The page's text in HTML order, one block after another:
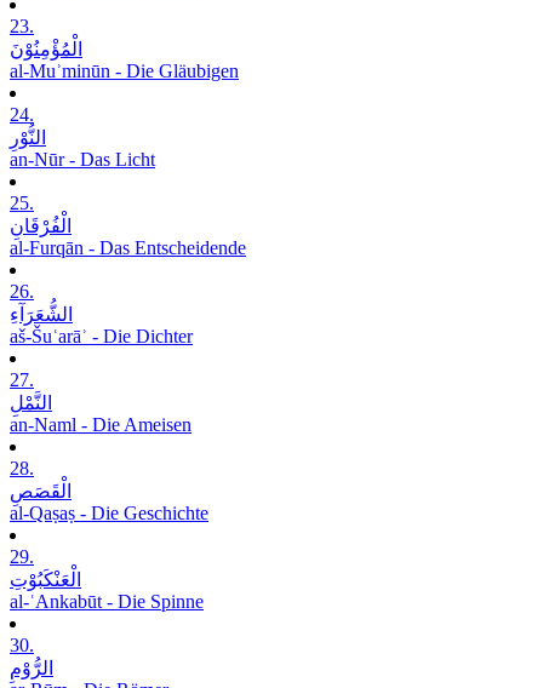
23.
الْمُؤْمِنُوْنَ
al-Muʾminūn - Die Gläubigen
24.
النُّوْرِ
an-Nūr - Das Licht
25.
الْفُرْقَانِ
al-Furqān - Das Entscheidende
26.
الشُّعَرَآءِ
aš-Šuʿarāʾ - Die Dichter
27.
النَّمْلِ
an-Naml - Die Ameisen
28.
الْقَصَصِ
al-Qaṣaṣ - Die Geschichte
29.
الْعَنْکَبُوْتِ
al-ʿAnkabūt - Die Spinne
30.
الرُّوْمِ